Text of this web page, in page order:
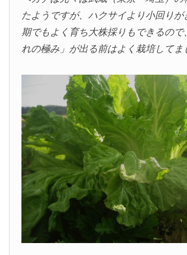
たようですが、ハクサイより小回り
期でもよく育ち大株採りもできるので
れの極み」が出る前はよく栽培してま